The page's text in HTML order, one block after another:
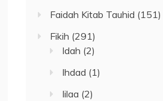
Faidah Kitab Tauhid (151)
Fikih (291)
Idah (2)
Ihdad (1)
Iilaa (2)